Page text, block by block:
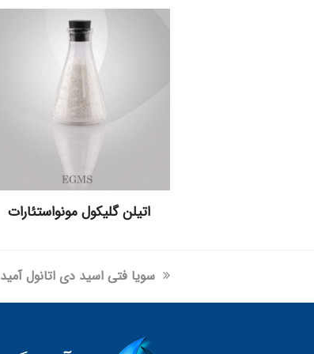
اتیلن گلیکول مونواستئارات
previous
سویا فتی اسید دی اتانول آمید